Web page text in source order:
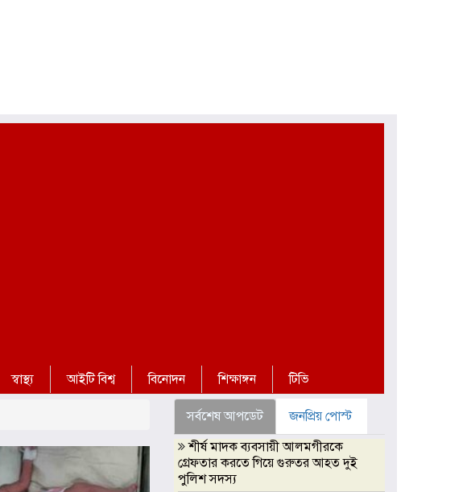
স্বাস্থ্য আইটি বিশ্ব বিনোদন শিক্ষাঙ্গন টিভি
সর্বশেষ আপডেট
জনপ্রিয় পোস্ট
শীর্ষ মাদক ব্যবসায়ী আলমগীরকে
গ্রেফতার করতে গিয়ে গুরুতর আহত দুই
পুলিশ সদস্য